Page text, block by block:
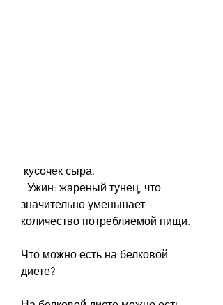
кусочек сыра.
- Ужин: жареный тунец, что
значительно уменьшает
количество потребляемой пищи.
Что можно есть на белковой
диете?